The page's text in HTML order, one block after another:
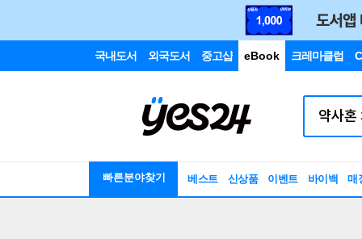
국내도서 외국도서 중고샵 eBook 크레마클럽
빠른분야찾기 베스트 신상품 이벤트 바이백 매